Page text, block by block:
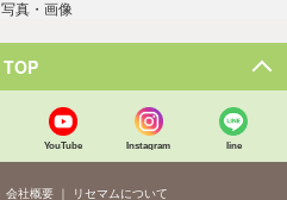
写真・画像
TOP
YouTube Instagram line
会社概要 リセマムについて